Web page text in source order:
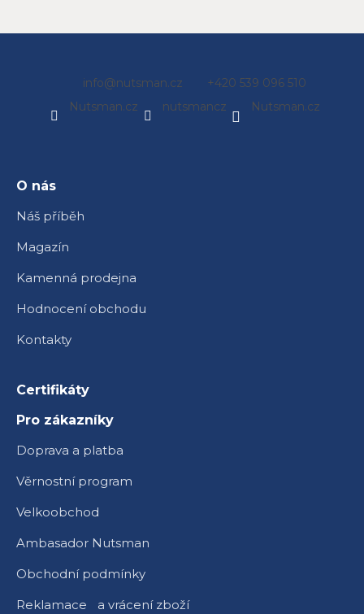
info@nutsman.cz
+420 539 096 510
Nutsman.cz
nutsmancz Nutsman.cz
O nás
Náš příběh
Magazín
Kamenná prodejna
Hodnocení obchodu
Kontakty
Certifikáty
Pro zákazníky
Doprava a platba
Věrnostní program
Velkoobchod
Ambasador Nutsman
Obchodní podmínky
Reklamace a vrácení zboží